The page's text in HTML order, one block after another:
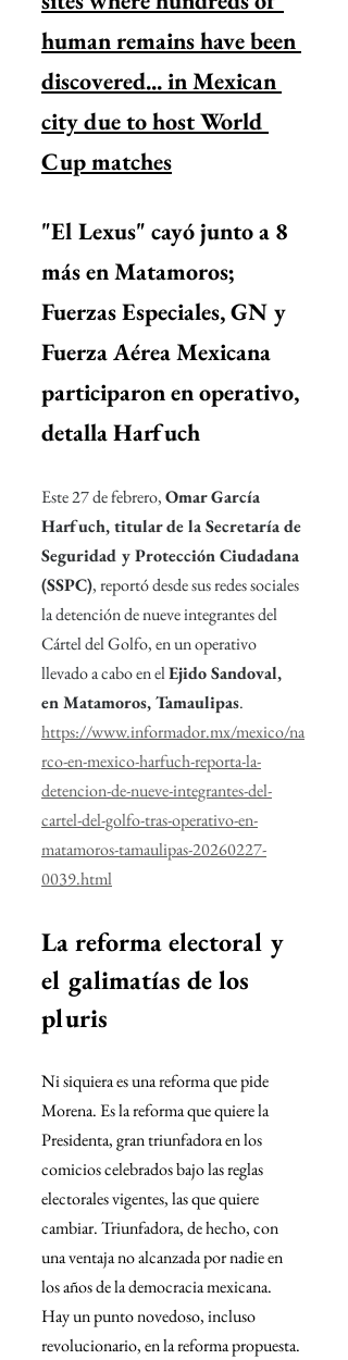
human remains have been
discovered... in Mexican
city due to host World
Cup matches
"El Lexus" cayó junto a 8
más en Matamoros;
Fuerzas Especiales, GN y
Fuerza Aérea Mexicana
participaron en operativo,
detalla Harfuch
Este 27 de febrero, Omar García
Harfuch, titular de la Secretaría de
Seguridad y Protección Ciudadana
(SSPC), reportó desde sus redes sociales
la detención de nueve integrantes del
Cártel del Golfo, en un operativo
llevado a cabo en el Ejido Sandoval,
en Matamoros, Tamaulipas.
https://www.informador.mx/mexico/na
rco-en-mexico-harfuch-reporta-la-
detencion-de-nueve-integrantes-del-
cartel-del-golfo-tras-operativo-en-
matamoros-tamaulipas-20260227-
0039.html
La reforma electoral y
el galimatías de los
pluris
Ni siquiera es una reforma que pide
Morena. Es la reforma que quiere la
Presidenta, gran triunfadora en los
comicios celebrados bajo las reglas
electorales vigentes, las que quiere
cambiar. Triunfadora, de hecho, con
una ventaja no alcanzada por nadie en
los años de la democracia mexicana.
Hay un punto novedoso, incluso
revolucionario, en la reforma propuesta.